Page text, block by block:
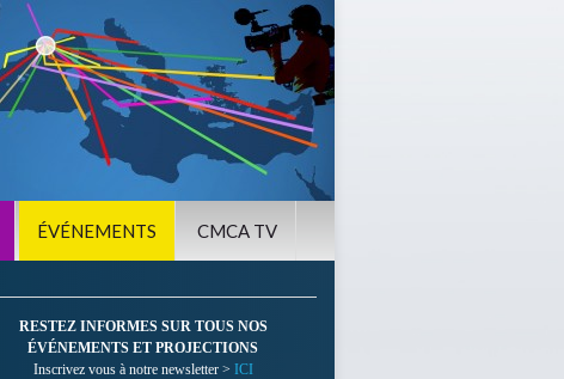
ÉVÉNEMENTS CMCA TV
RESTEZ INFORMES SUR TOUS NOS
ÉVÉNEMENTS ET PROJECTIONS
Inscrivez vous à notre newsletter > ICI